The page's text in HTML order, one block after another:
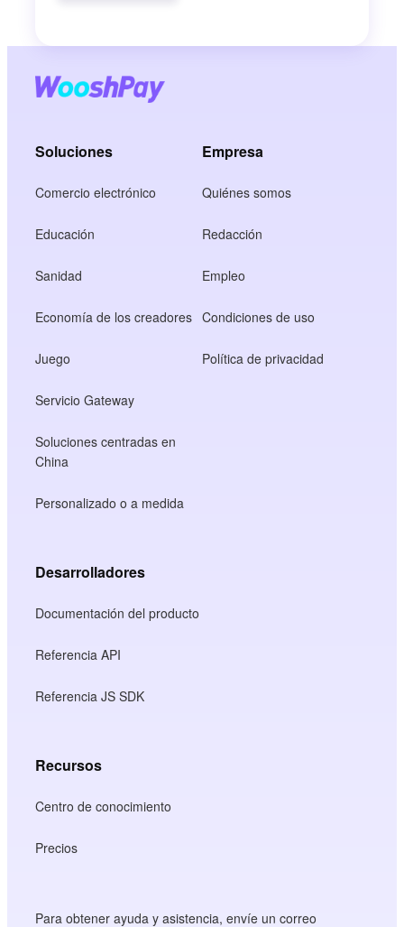
Soluciones
Comercio electrónico
Educación
Sanidad
Economía de los creadores
Juego
Servicio Gateway
Soluciones centradas en
China
Personalizado o a medida
Empresa
Quiénes somos
Redacción
Empleo
Condiciones de uso
Política de privacidad
Desarrolladores
Documentación del producto
Referencia API
Referencia JS SDK
Recursos
Centro de conocimiento
Precios
Para obtener ayuda y asistencia, envíe un correo